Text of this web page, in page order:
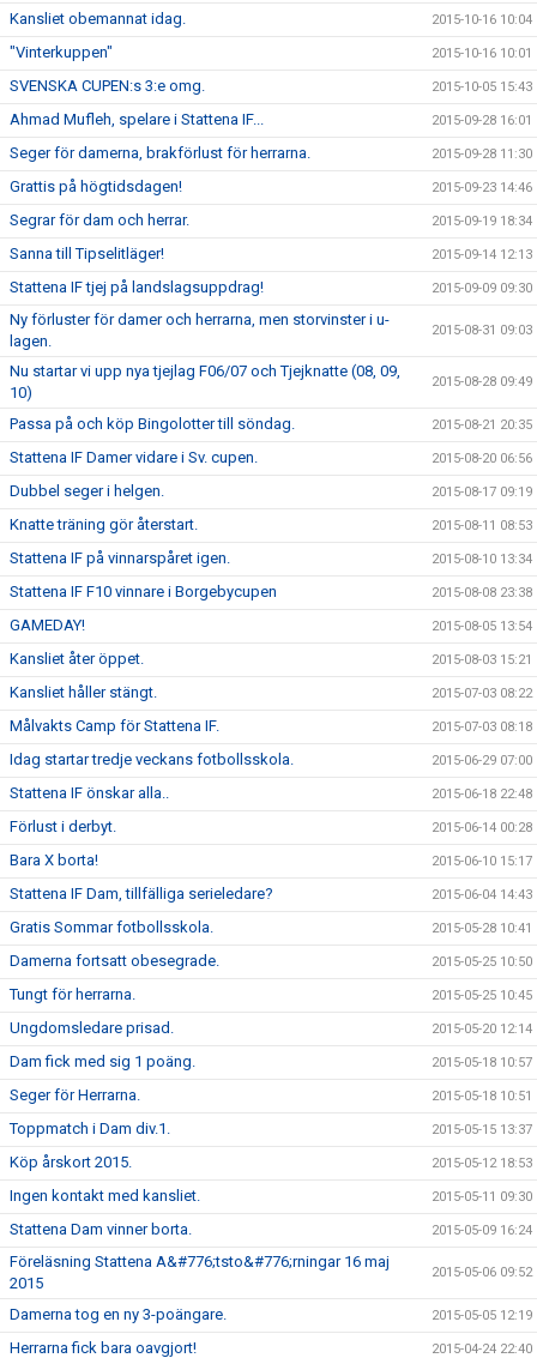
Kansliet obemannat idag. 2015-10-16 10:04
"Vinterkuppen" 2015-10-16 10:01
SVENSKA CUPEN:s 3:e omg. 2015-10-05 15:43
Ahmad Mufleh, spelare i Stattena IF... 2015-09-28 16:01
Seger för damerna, brakförlust för herrarna. 2015-09-28 11:30
Grattis på högtidsdagen! 2015-09-23 14:46
Segrar för dam och herrar. 2015-09-19 18:34
Sanna till Tipselitläger! 2015-09-14 12:13
Stattena IF tjej på landslagsuppdrag! 2015-09-09 09:30
Ny förluster för damer och herrarna, men storvinster i u-
lagen.
2015-08-31 09:03
Nu startar vi upp nya tjejlag F06/07 och Tjejknatte (08, 09,
10)
2015-08-28 09:49
Passa på och köp Bingolotter till söndag. 2015-08-21 20:35
Stattena IF Damer vidare i Sv. cupen. 2015-08-20 06:56
Dubbel seger i helgen. 2015-08-17 09:19
Knatte träning gör återstart. 2015-08-11 08:53
Stattena IF på vinnarspåret igen. 2015-08-10 13:34
Stattena IF F10 vinnare i Borgebycupen 2015-08-08 23:38
GAMEDAY! 2015-08-05 13:54
Kansliet åter öppet. 2015-08-03 15:21
Kansliet håller stängt. 2015-07-03 08:22
Målvakts Camp för Stattena IF. 2015-07-03 08:18
Idag startar tredje veckans fotbollsskola. 2015-06-29 07:00
Stattena IF önskar alla.. 2015-06-18 22:48
Förlust i derbyt. 2015-06-14 00:28
Bara X borta! 2015-06-10 15:17
Stattena IF Dam, tillfälliga serieledare? 2015-06-04 14:43
Gratis Sommar fotbollsskola. 2015-05-28 10:41
Damerna fortsatt obesegrade. 2015-05-25 10:50
Tungt för herrarna. 2015-05-25 10:45
Ungdomsledare prisad. 2015-05-20 12:14
Dam fick med sig 1 poäng. 2015-05-18 10:57
Seger för Herrarna. 2015-05-18 10:51
Toppmatch i Dam div.1. 2015-05-15 13:37
Köp årskort 2015. 2015-05-12 18:53
Ingen kontakt med kansliet. 2015-05-11 09:30
Stattena Dam vinner borta. 2015-05-09 16:24
Föreläsning Stattena A&#776;tsto&#776;rningar 16 maj
2015
2015-05-06 09:52
Damerna tog en ny 3-poängare. 2015-05-05 12:19
Herrarna fick bara oavgjort! 2015-04-24 22:40